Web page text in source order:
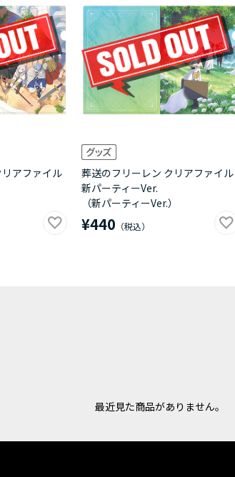
アファイル
葬送のフリーレン クリアファイル
新パーティーVer.
（新パーティーVer.）
¥440
最近見た商品がありません。